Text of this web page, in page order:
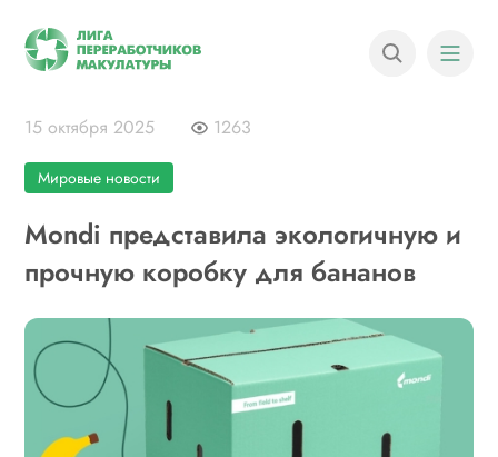
15 октября 2025 1263
Мировые новости
Mondi представила экологичную и
прочную коробку для бананов